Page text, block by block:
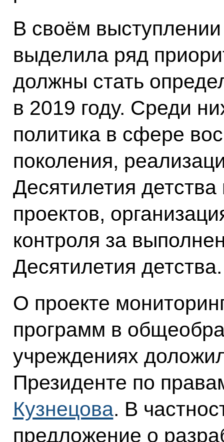
В своём
выделила ряд
должны стать
в 2019 году. Среди
политика в сфере
поколения,
Десятилетия
проектов,
контроля за
Десятилетия детства.
О проекте
программ в
учреждениях
Президенте по
Кузнецова. В
предложение о